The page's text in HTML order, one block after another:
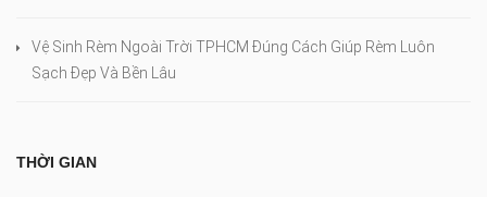
Vệ Sinh Rèm Ngoài Trời TPHCM Đúng Cách Giúp Rèm Luôn
Sạch Đẹp Và Bền Lâu
THỜI GIAN